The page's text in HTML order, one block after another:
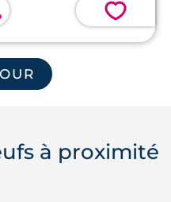
💗
à proximité